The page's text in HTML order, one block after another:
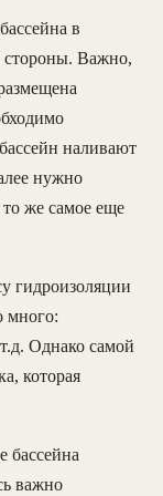
в
стороны. Важно,
наливают
нужно
то же самое еще
гидроизоляции
много:
Однако самой
которая
бассейна
важно